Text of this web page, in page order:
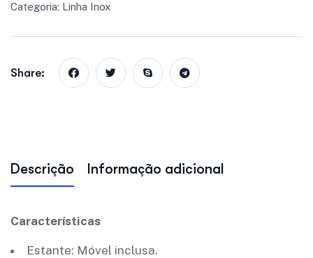
Categoria: Linha Inox
Share:
Descrição Informação adicional
Características
Estante: Móvel inclusa.